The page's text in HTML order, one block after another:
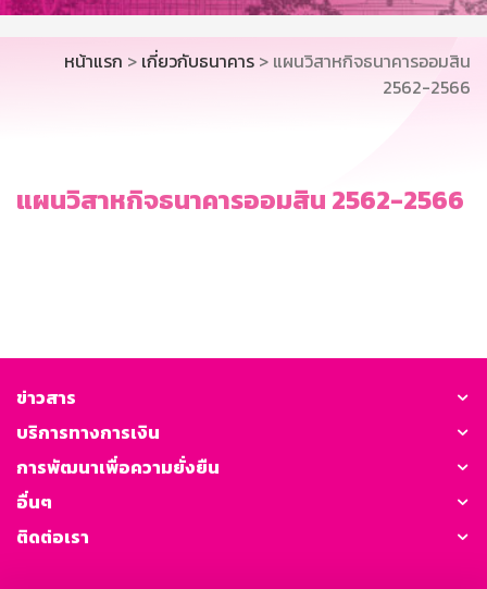
บริการออนไลน์
TH
EN
หน้าแรก > เกี่ยวกับธนาคาร > แผนวิสาหกิจธนาคารออมสิน
2562-2566
แผนวิสาหกิจธนาคารออมสิน 2562-2566
ข่าวสาร
บริการทางการเงิน
การพัฒนาเพื่อความยั่งยืน
อื่นๆ
ติดต่อเรา